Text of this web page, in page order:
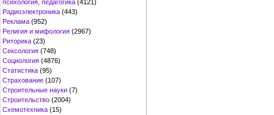
психология, педагогика (4121)
Радиоэлектроника (443)
Реклама (952)
Религия и мифология (2967)
Риторика (23)
Сексология (748)
Социология (4876)
Статистика (95)
Страхование (107)
Строительные науки (7)
Строительство (2004)
Схемотехника (15)